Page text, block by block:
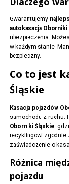
Gwarantujemy
autokasacja Oborniki
ubezpieczenia.
w każdym stanie.
bezpieczny.
Co to jest
Śląskie
Kasacja pojazdów
samochodu z ruchu.
Oborniki Śląskie,
recyklingowi zgodnie
zaświadczenie o
Różnica
pojazdu